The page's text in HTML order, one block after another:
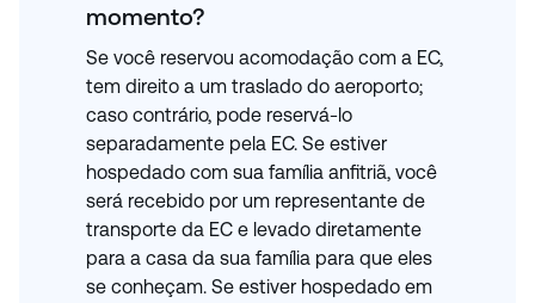
momento?
Se você reservou acomodação com a EC,
tem direito a um traslado do aeroporto;
caso contrário, pode reservá-lo
separadamente pela EC. Se estiver
hospedado com sua família anfitriã, você
será recebido por um representante de
transporte da EC e levado diretamente
para a casa da sua família para que eles
se conheçam. Se estiver hospedado em